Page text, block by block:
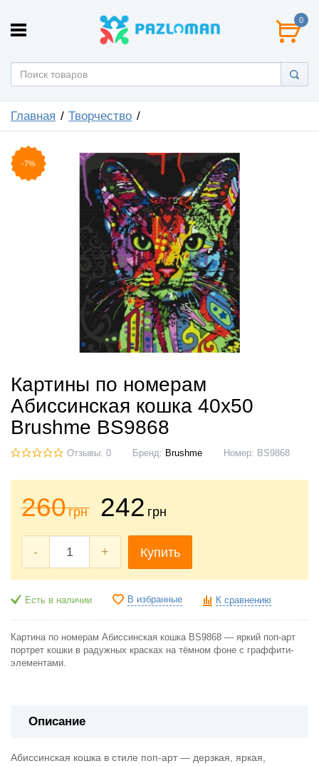
0
Главная Творчество
-7%
Картины по номерам
Абиссинская кошка 40x50
Brushme BS9868
Отзывы: 0 Бренд: Brushme Номер: BS9868
260грн 242 грн
- + Купить
Есть в наличии В избранные К сравнению
Картина по номерам Абиссинская кошка BS9868 — яркий поп-арт
портрет кошки в радужных красках на тёмном фоне с граффити-
элементами.
Описание
Абиссинская кошка в стиле поп-арт — дерзкая, яркая,